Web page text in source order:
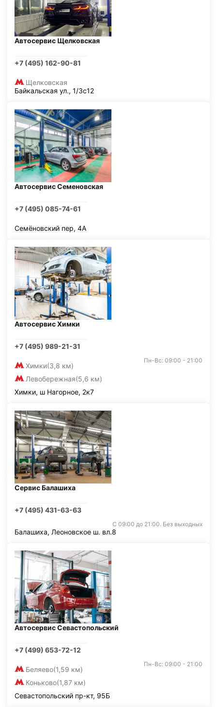
Автосервис Щелковская
+7 (495) 162-90-81
Щелковская
Байкальская ул., 1/3с12
Автосервис Семеновская
+7 (495) 085-74-61
Семёновский пер, 4А
Автосервис Химки
+7 (495) 989-21-31
Химки(3,8 км)
Левобережная(5,6 км)
Пн-Вс: 09:00 - 21:00
Химки, ш Нагорное, 2к7
Сервис Балашиха
+7 (495) 431-63-63
С 09:00 до 21:00. Без выходных
Балашиха, Леоновское ш. вл.8
Автосервис Севастопольский
+7 (499) 653-72-12
Беляево(1,59 км)
Коньково(1,87 км)
Пн-Вс: 09:00 - 21:00
Севастопольский пр-кт, 95Б